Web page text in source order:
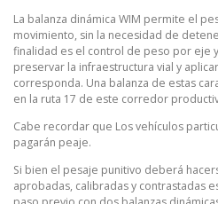
La balanza dinámica WIM permite el
movimiento, sin la necesidad de
finalidad es el control de peso por eje
preservar la infraestructura vial y
corresponda. Una balanza de estas
en la ruta 17 de este corredor
Cabe recordar que Los vehículos
pagarán peaje.
Si bien el pesaje punitivo deberá
aprobadas, calibradas y contrastadas